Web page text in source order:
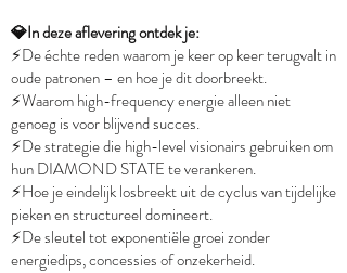
💎In deze aflevering ontdek je:
⚡️De échte reden waarom je keer op keer terugvalt in
oude patronen – en hoe je dit doorbreekt.
⚡️Waarom high-frequency energie alleen niet
genoeg is voor blijvend succes.
⚡️De strategie die high-level visionairs gebruiken om
hun DIAMOND STATE te verankeren.
⚡️Hoe je eindelijk losbreekt uit de cyclus van tijdelijke
pieken en structureel domineert.
⚡️De sleutel tot exponentiële groei zonder
energiedips, concessies of onzekerheid.